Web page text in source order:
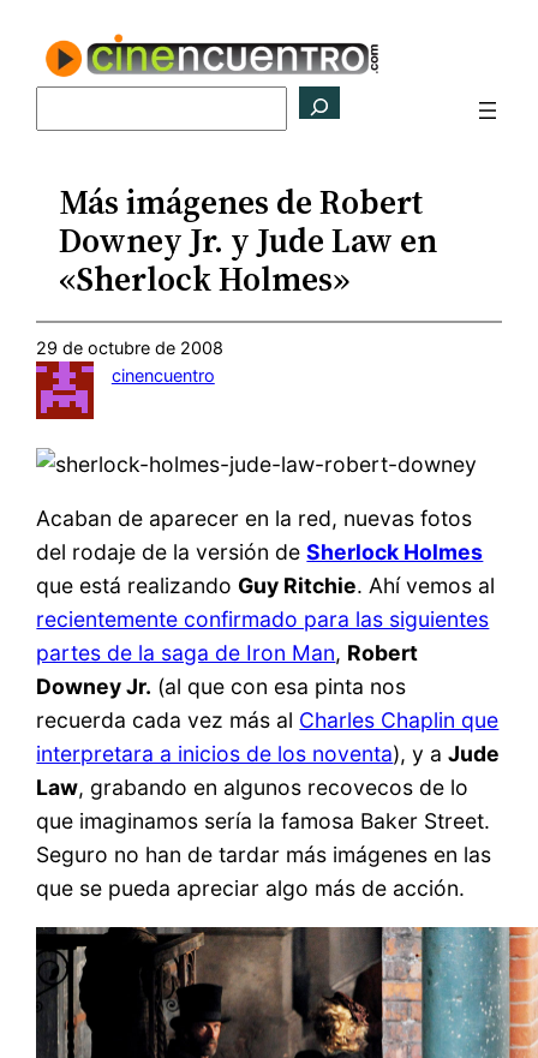
contenido
Más imágenes de Robert
Downey Jr. y Jude Law en
«Sherlock Holmes»
29 de octubre de 2008
cinencuentro
Acaban de aparecer en la red, nuevas fotos
del rodaje de la versión deSherlock Holmes
que está realizando Guy Ritchie. Ahí vemos al
recientemente confirmado para las siguientes
partes de la saga de Iron Man, Robert
Downey Jr. (al que con esa pinta nos
recuerda cada vez más al Charles Chaplin que
interpretara a inicios de los noventa), y aJude
Law, grabando en algunos recovecos de lo
que imaginamos sería la famosa Baker Street.
Seguro no han de tardar más imágenes en las
que se pueda apreciar algo más de acción.